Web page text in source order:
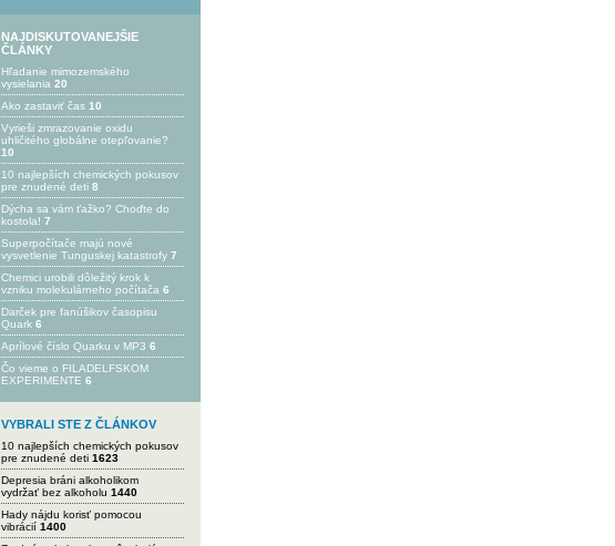
NAJDISKUTOVANEJŠIE
ČLÁNKY
Hľadanie mimozemského
vysielania 20
Ako zastaviť čas 10
Vyrieši zmrazovanie oxidu
uhličitého globálne otepľovanie?
10
10 najlepších chemických pokusov
pre znudené deti 8
Dýcha sa vám ťažko? Choďte do
kostola! 7
Superpočítače majú nové
vysvetlenie Tunguskej katastrofy 7
Chemici urobili dôležitý krok k
vzniku molekulárneho počítača 6
Darček pre fanúšikov časopisu
Quark 6
Aprílové číslo Quarku v MP3 6
Čo vieme o FILADELFSKOM
EXPERIMENTE 6
VYBRALI STE Z ČLÁNKOV
10 najlepších chemických pokusov
pre znudené deti 1623
Depresia bráni alkoholikom
vydržať bez alkoholu 1440
Hady nájdu korisť pomocou
vibrácií 1400